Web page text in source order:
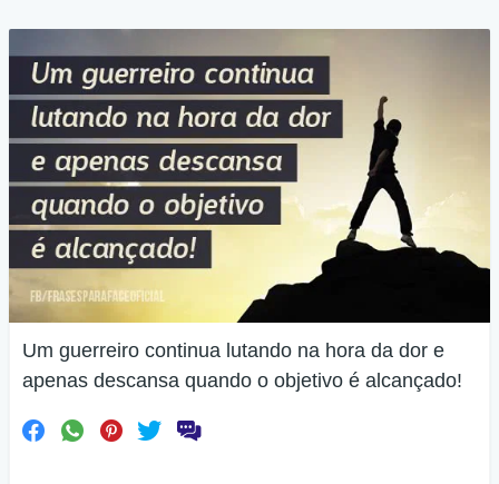
Um guerreiro continua lutando na hora da dor e
apenas descansa quando o objetivo é alcançado!